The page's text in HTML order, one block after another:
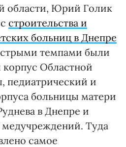
области, Юрий Голик
строительства и
больниц в Днепре
темпами были
Областной
педиатрический и
больницы матери
в Днепре и
Туда
самое